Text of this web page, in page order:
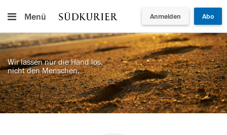
Menü Anmelden Abo
Wir lassen nur die Hand los,
nicht den Menschen.